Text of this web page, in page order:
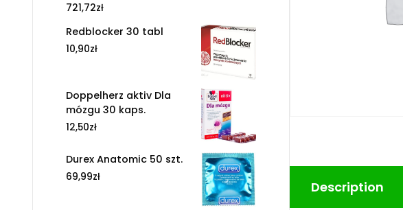
Description
721,72zł
Redblocker 30 tabl
10,90zł
Doppelherz aktiv Dla
mózgu 30 kaps.
12,50zł
Durex Anatomic 50 szt.
69,99zł